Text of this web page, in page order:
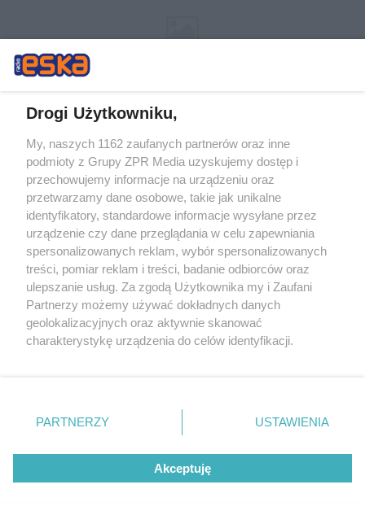
Żaden utwór zamieszczony w serwisie nie może być powielany i
rozpowszechniany lub dalej rozpowszechniany w jakikolwiek sposób (w
tym także elektroniczny lub mechaniczny) na jakimkolwiek polu
eksploatacji w jakiejkolwiek formie, włącznie z umieszczaniem w
Drogi Użytkowniku,
My, naszych 1162 zaufanych partnerów oraz inne
podmioty z Grupy ZPR Media uzyskujemy dostęp i
przechowujemy informacje na urządzeniu oraz
przetwarzamy dane osobowe, takie jak unikalne
identyfikatory, standardowe informacje wysyłane przez
urządzenie czy dane przeglądania w celu zapewniania
spersonalizowanych reklam, wybór spersonalizowanych
treści, pomiar reklam i treści, badanie odbiorców oraz
ulepszanie usług. Za zgodą Użytkownika my i Zaufani
Partnerzy możemy używać dokładnych danych
geolokalizacyjnych oraz aktywnie skanować
charakterystykę urządzenia do celów identyfikacji.
zmienić/wycofać klikając przycisk ustawień prywatności
znajdujący się w lewym dolnym rogu strony
rodzaje przetwarzania danych nie wymagają zgody
użytkownika, ale masz prawo sprzeciwić się takiemu
przetwarzaniu. Preferencje będą miały zastosowanie tylko
PARTNERZY USTAWIENIA
Akceptuję